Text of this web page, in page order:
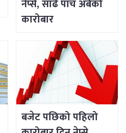
नेप्से, साढे पाँच अर्बको
कारोबार
बजेट पछिको पहिलो